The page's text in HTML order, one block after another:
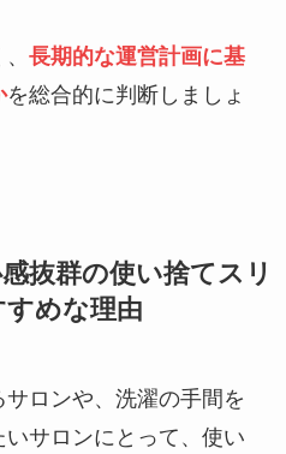
長期的な運営計画に基
を総合的に判断しましょ
抜群の使い捨てスリ
めな理由
ロンや、洗濯の手間を
サロンにとって、使い